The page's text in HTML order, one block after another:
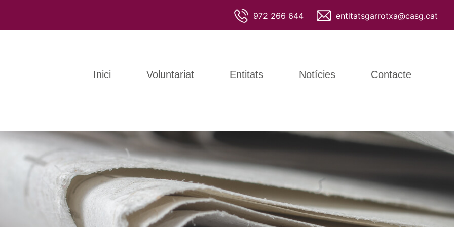
972 266 644 entitatsgarrotxa@casg.cat
Inici Voluntariat Entitats Notícies Contacte